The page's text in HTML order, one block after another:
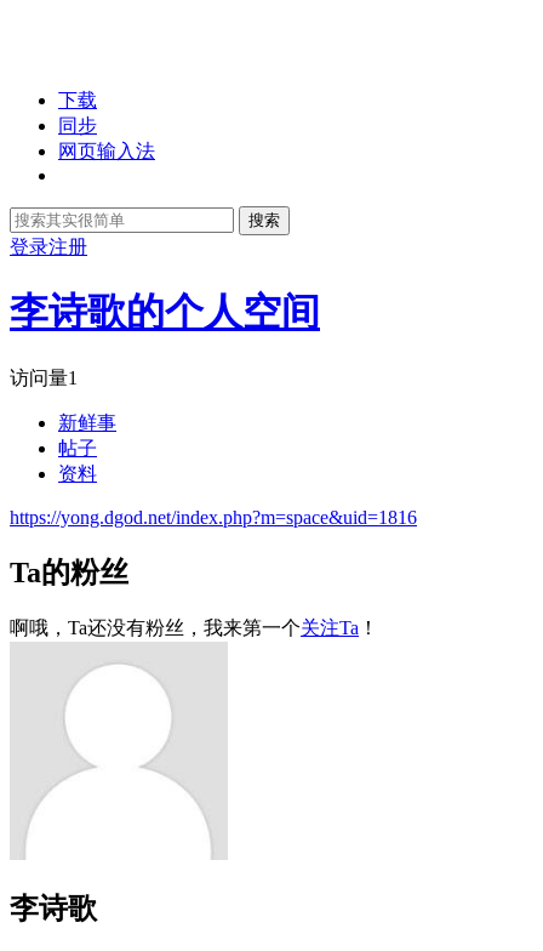
下载
同步
网页输入法
搜索
登录注册
李诗歌的个人空间
访问量1
新鲜事
帖子
资料
https://yong.dgod.net/index.php?m=space&uid=1816
Ta的粉丝
啊哦，Ta还没有粉丝，我来第一个关注Ta ！
李诗歌